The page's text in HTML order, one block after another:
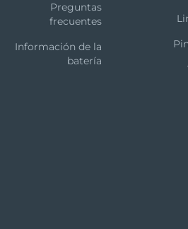
Preguntas
frecuentes
Información de la
batería